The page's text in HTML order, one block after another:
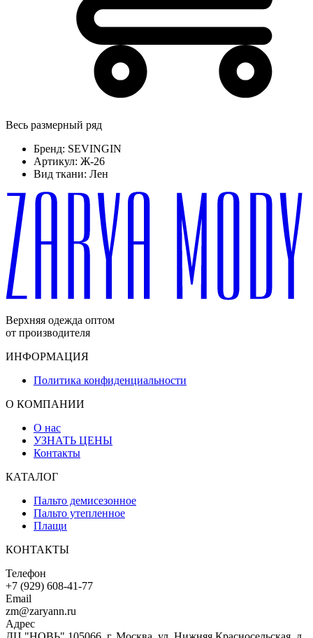
Весь размерный ряд
Бренд: SEVINGIN
Артикул: Ж-26
Вид ткани: Лен
Верхняя одежда оптом
от производителя
ИНФОРМАЦИЯ
Политика конфиденциальности
О КОМПАНИИ
О нас
УЗНАТЬ ЦЕНЫ
Контакты
КАТАЛОГ
Пальто демисезонное
Пальто утепленное
Плащи
КОНТАКТЫ
Телефон
+7 (929) 608-41-77
Email
zm@zaryann.ru
Адрес